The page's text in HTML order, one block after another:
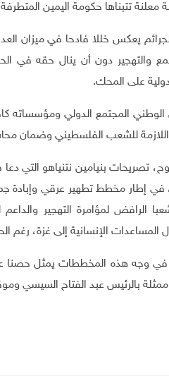
تتبناها حكومة اليمين
يعكس خللا فادحا في ميزان
والتهجير دون أن ينال حقه
على المحك.
المجتمع الدولي ومؤسساته
اللازمة للشعب الفلسطيني وضمان
تصريحات بنيامين نتنياهو التي
في إطار مخطط تطهير عرقي وإبادة
الرافض لمؤامرة التهجير
المساعدات الإنسانية إلى غزة، رغم
وجه هذه المخططات يمثل حصنا
بالرئيس عبد الفتاح السيسي